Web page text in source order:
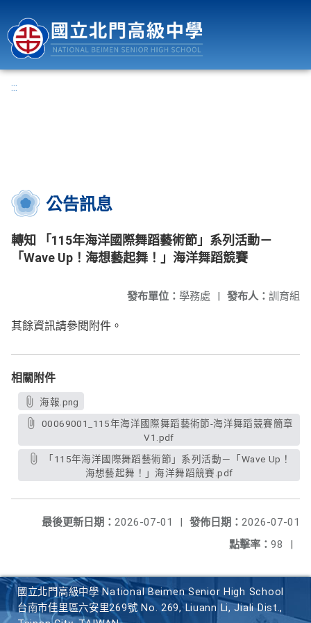
:::
公告訊息
轉知 「115年海洋國際舞蹈藝術節」系列活動－
「Wave Up！海想藝起舞！」海洋舞蹈競賽
發布人： 訓育組
發布單位： 學務處 |
其餘資訊請參閱附件。
相關附件
海報.png
V1.pdf
海想藝起舞！」海洋舞蹈競賽.pdf
發佈日期： 2026-07-01
最後更新日期： 2026-07-01
|
點擊率： 98 |
國立北門高級中學 National Beimen Senior High School
台南市佳里區六安里269號 No. 269, Liuann Li, Jiali Dist.,